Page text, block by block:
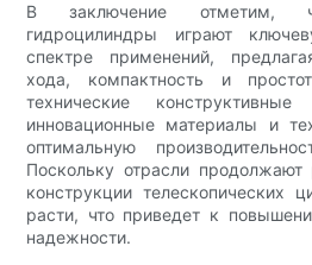
В заключение отметим,
гидроцилиндры играют
спектре применений,
хода, компактность и
технические
инновационные материалы и
оптимальную
Поскольку отрасли продолжают
конструкции телескопических
расти, что приведет к
надежности.